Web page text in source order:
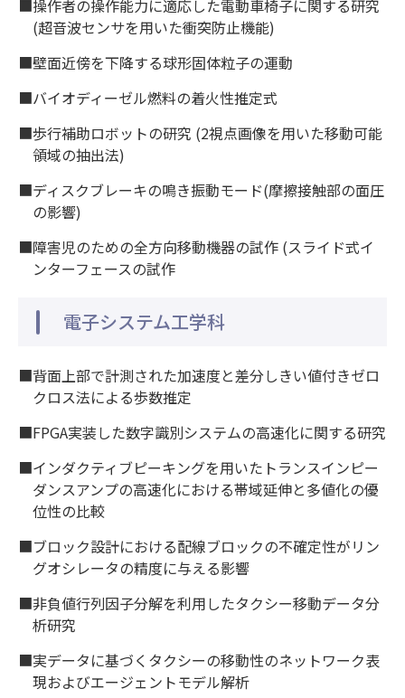
■操作者の操作能力に適応した電動車椅子に関する研究
(超音波センサを用いた衝突防止機能)
■壁面近傍を下降する球形固体粒子の運動
■バイオディーゼル燃料の着火性推定式
■歩行補助ロボットの研究 (2視点画像を用いた移動可能
領域の抽出法)
■ディスクブレーキの鳴き振動モード(摩擦接触部の面圧
の影響)
■障害児のための全方向移動機器の試作 (スライド式イ
ンターフェースの試作
電子システム工学科
■背面上部で計測された加速度と差分しきい値付きゼロ
クロス法による歩数推定
■FPGA実装した数字識別システムの高速化に関する研究
■インダクティブピーキングを用いたトランスインピー
ダンスアンプの高速化における帯域延伸と多値化の優
位性の比較
■ブロック設計における配線ブロックの不確定性がリン
グオシレータの精度に与える影響
■非負値行列因子分解を利用したタクシー移動データ分
析研究
■実データに基づくタクシーの移動性のネットワーク表
現およびエージェントモデル解析